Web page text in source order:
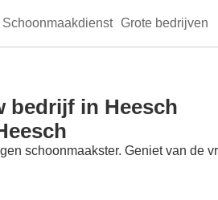
Schoonmaakdienst Grote bedrijven
bedrijf in Heesch
schoonmaakster. Geniet van de